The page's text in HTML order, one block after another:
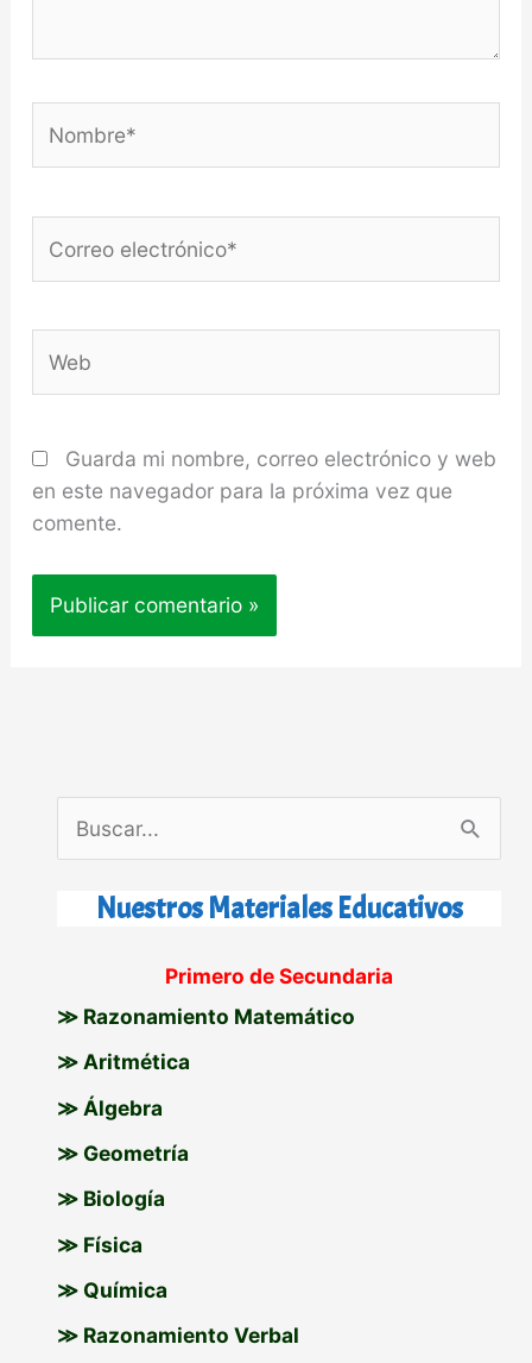
electrónico*
Guarda mi nombre, correo electrónico y web
en este navegador para la próxima vez que
comente.
u
r
p
o
Nuestros Materiales Educativos
Primero de Secundaria
≫ Razonamiento Matemático
≫ Aritmética
≫ Álgebra
≫ Geometría
≫ Biología
≫ Física
≫ Química
≫ Razonamiento Verbal